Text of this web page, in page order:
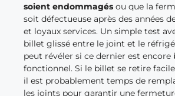
soient endommagés ou que la
soit défectueuse après des années
et loyaux services. Un simple test
billet glissé entre le joint et le
peut révéler si ce dernier est encore
fonctionnel. Si le billet se retire
il est probablement temps de
les joints pour garantir une